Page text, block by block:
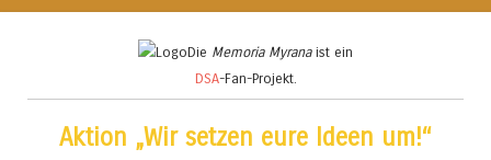
Die Memoria Myranaist ein
DSA-Fan-Projekt.
Aktion „Wir setzen eure Ideen um!“